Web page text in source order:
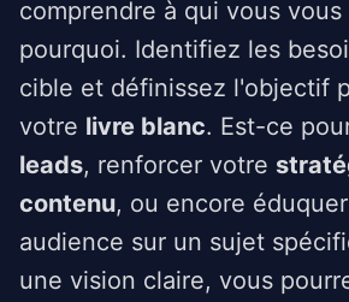
comprendre à qui vous
pourquoi. Identifiez les
cible et définissez l'objectif
votre livre blanc. Est-ce
leads, renforcer votre
contenu, ou encore
audience sur un sujet
une vision claire, vous